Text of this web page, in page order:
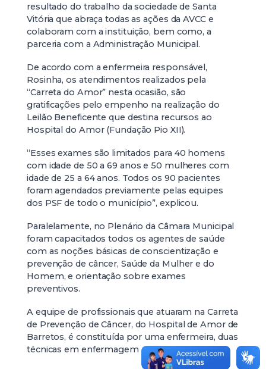
resultado do trabalho da sociedade de Santa
Vitória que abraça todas as ações da AVCC e
colaboram com a instituição, bem como, a
parceria com a Administração Municipal.
De acordo com a enfermeira responsável,
Rosinha, os atendimentos realizados pela
“Carreta do Amor” nesta ocasião, são
gratificações pelo empenho na realização do
Leilão Beneficente que destina recursos ao
Hospital do Amor (Fundação Pio XII).
“Esses exames são limitados para 40 homens
com idade de 50 a 69 anos e 50 mulheres com
idade de 25 a 64 anos. Todos os 90 pacientes
foram agendados previamente pelas equipes
dos PSF de todo o município”, explicou.
Paralelamente, no Plenário da Câmara Municipal
foram capacitados todos os agentes de saúde
com as noções básicas de conscientização e
prevenção de câncer, Saúde da Mulher e do
Homem, e orientação sobre exames
preventivos.
A equipe de profissionais que atuaram na Carreta
de Prevenção de Câncer, do Hospital de Amor de
Barretos, é constituída por uma enfermeira, duas
técnicas em enfermagem e um motorista.